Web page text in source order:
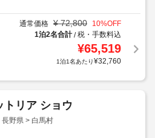
通常価格 ¥ 72,800 10%OFF
1泊2名合計/税・手数料込
¥65,519
1泊1名あたり¥32,760
トリア ショウ
長野県 > 白馬村